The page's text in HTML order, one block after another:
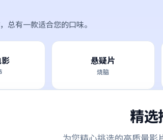
总有一款适合您的口味。
悬疑片
烧脑
精选